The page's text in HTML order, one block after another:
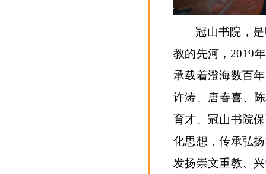
冠山书院，
教的先河，2019
承载着澄海数百
许涛、唐春喜、
育才、冠山书院
化思想，传承弘
发扬崇文重教、